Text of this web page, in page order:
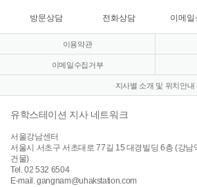
방문상담 전화상담 이메일
이용약관
이메일수집거부
지사별 소개 및 위치안내
유학스테이션 지사 네트워크
서울강남센터
서울시 서초구 서초대로 77길 15 대경빌딩 6층 (강남
건물)
Tel. 02 532 6504
E-mail. gangnam@uhakstation.com